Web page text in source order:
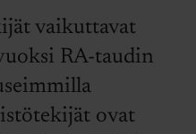
vaikuttavat
RA-taudin
ovat